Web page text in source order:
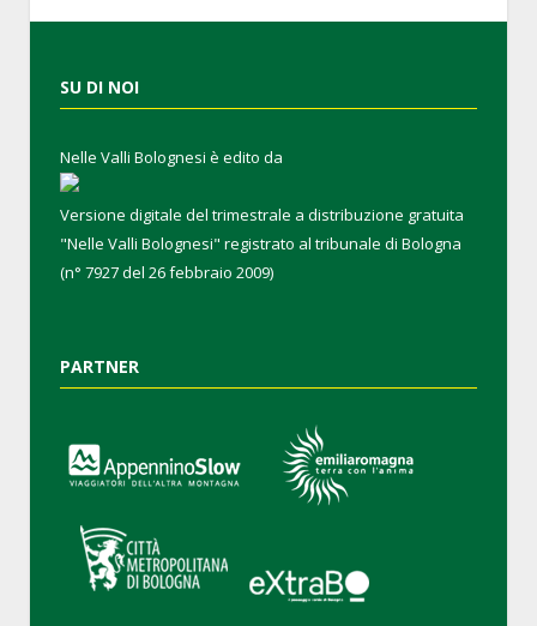
SU DI NOI
Nelle Valli Bolognesi è edito da
Versione digitale del trimestrale a distribuzione gratuita
"Nelle Valli Bolognesi" registrato al tribunale di Bologna
(n° 7927 del 26 febbraio 2009)
PARTNER